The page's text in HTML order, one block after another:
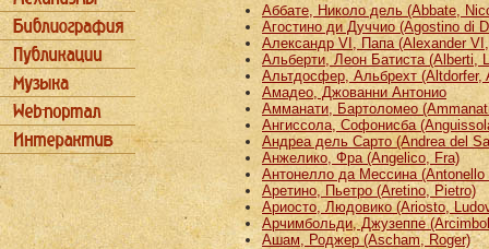
Аббате, Николо дель (Abbate,
Агостино ди Дуччио (Agostino di
Александр VI, Папа (Alexander
Альберти, Леон Батиста (Alberti,
Альтдосфер, Альбрехт (Altdorfer,
Амадео, Джованни Антонио
Амманати, Бартоломео
Ангиссола, Софонисба
Андреа дель Сарто (Andrea del
Анжелико, Фра (Angelico, Fra)
Антонелло да Мессина (Antonello
Аретино, Пьетро (Aretino, Pietro)
Ариосто, Людовико (Ariosto,
Арчимбольди, Джузеппе
Ашам, Роджер (Ascham, Roger)